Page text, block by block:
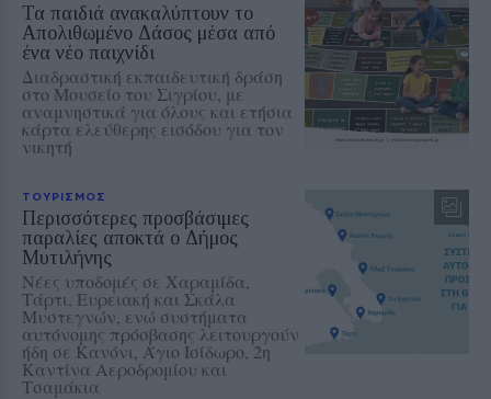
Τα παιδιά ανακαλύπτουν το
Απολιθωμένο Δάσος μέσα από
ένα νέο παιχνίδι
Διαδραστική εκπαιδευτική δράση
στο Μουσείο του Σιγρίου, με
αναμνηστικά για όλους και ετήσια
κάρτα ελεύθερης εισόδου για τον
νικητή
ΤΟΥΡΙΣΜΟΣ
Περισσότερες προσβάσιμες
παραλίες αποκτά ο Δήμος
Μυτιλήνης
Νέες υποδομές σε Χαραμίδα,
Τάρτι, Ευρειακή και Σκάλα
Μυστεγνών, ενώ συστήματα
αυτόνομης πρόσβασης λειτουργούν
ήδη σε Κανόνι, Άγιο Ισίδωρο, 2η
Καντίνα Αεροδρομίου και
Τσαμάκια